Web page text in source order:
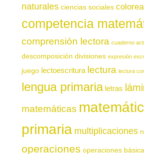
naturales ciencias sociales
competencia
comprensión lectora cuaderno
descomposición divisiones expresión
juego lectoescritura lectura lectura
lengua primaria letras
matemáticas
primaria multiplicaciones
operaciones operaciones